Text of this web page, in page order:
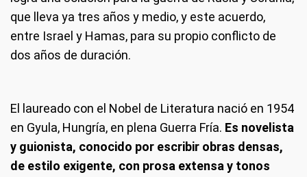
que lleva ya tres años y medio, y este acuerdo,
entre Israel y Hamas, para su propio conflicto de
dos años de duración.
El laureado con el Nobel de Literatura nació en 1954
en Gyula, Hungría, en plena Guerra Fría. Es novelista
y guionista, conocido por escribir obras densas,
de estilo exigente, con prosa extensa y tonos